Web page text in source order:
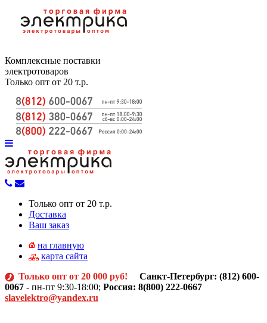
Комплексные поставки
электротоваров
Только опт от 20 т.р.
Только опт от 20 т.р.
Доставка
Ваш заказ
на главную
карта сайта
Только опт от 20 000 руб! Санкт-Петербург: (812) 600-
0067 - пн-пт 9:30-18:00; Россия: 8(800) 222-0667
slavelektro@yandex.ru